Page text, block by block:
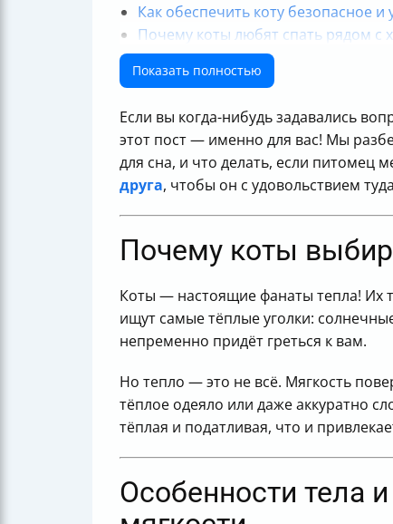
Как обеспечить коту безопасное
Почему коты любят спать рядом с
Как отучить кота спать на кровати
Итоговая таблица: почему кот не
Полезные ссылки
Показать полностью
Если вы когда-нибудь задавались
этот пост — именно для вас! Мы
для сна, и что делать, если питомец
друга, чтобы он с удовольствием
Почему коты
Коты — настоящие фанаты тепла! Их
ищут самые тёплые уголки:
непременно придёт греться к вам.
Но тепло — это не всё. Мягкость
тёплое одеяло или даже аккуратно
тёплая и податливая, что и
Особенности тела